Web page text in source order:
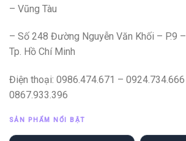
– Vũng Tàu
– Số 248 Đường Nguyễn Văn Khối – P.9
Tp. Hồ Chí Minh
Điện thoại: 0986.474.671 –
0867.933.396
SẢN PHẨM NỔI BẬT